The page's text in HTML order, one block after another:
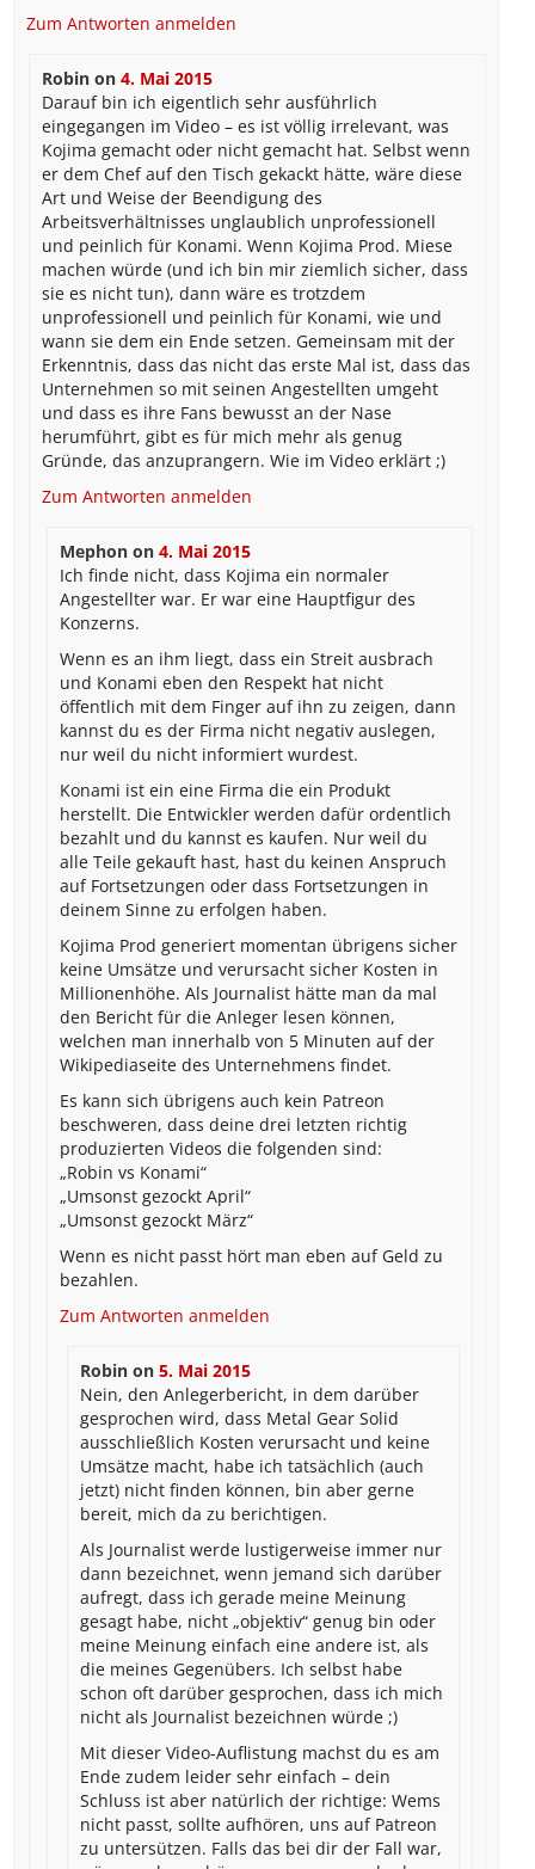
Zum Antworten anmelden
Robin on4. Mai 2015
Darauf bin ich eigentlich sehr ausführlich
eingegangen im Video – es ist völlig irrelevant, was
Kojima gemacht oder nicht gemacht hat. Selbst wenn
er dem Chef auf den Tisch gekackt hätte, wäre diese
Art und Weise der Beendigung des
Arbeitsverhältnisses unglaublich unprofessionell
und peinlich für Konami. Wenn Kojima Prod. Miese
machen würde (und ich bin mir ziemlich sicher, dass
sie es nicht tun), dann wäre es trotzdem
unprofessionell und peinlich für Konami, wie und
wann sie dem ein Ende setzen. Gemeinsam mit der
Erkenntnis, dass das nicht das erste Mal ist, dass das
Unternehmen so mit seinen Angestellten umgeht
und dass es ihre Fans bewusst an der Nase
herumführt, gibt es für mich mehr als genug
Gründe, das anzuprangern. Wie im Video erklärt ;)
Zum Antworten anmelden
Mephon on4. Mai 2015
Ich finde nicht, dass Kojima ein normaler
Angestellter war. Er war eine Hauptfigur des
Konzerns.
Wenn es an ihm liegt, dass ein Streit ausbrach
und Konami eben den Respekt hat nicht
öffentlich mit dem Finger auf ihn zu zeigen, dann
kannst du es der Firma nicht negativ auslegen,
nur weil du nicht informiert wurdest.
Konami ist ein eine Firma die ein Produkt
herstellt. Die Entwickler werden dafür ordentlich
bezahlt und du kannst es kaufen. Nur weil du
alle Teile gekauft hast, hast du keinen Anspruch
auf Fortsetzungen oder dass Fortsetzungen in
deinem Sinne zu erfolgen haben.
Kojima Prod generiert momentan übrigens sicher
keine Umsätze und verursacht sicher Kosten in
Millionenhöhe. Als Journalist hätte man da mal
den Bericht für die Anleger lesen können,
welchen man innerhalb von 5 Minuten auf der
Wikipediaseite des Unternehmens findet.
Es kann sich übrigens auch kein Patreon
beschweren, dass deine drei letzten richtig
produzierten Videos die folgenden sind:
„Robin vs Konami“
„Umsonst gezockt April“
„Umsonst gezockt März“
Wenn es nicht passt hört man eben auf Geld zu
bezahlen.
Zum Antworten anmelden
Robinon 5. Mai 2015
Nein, den Anlegerbericht, in dem darüber
gesprochen wird, dass Metal Gear Solid
ausschließlich Kosten verursacht und keine
Umsätze macht, habe ich tatsächlich (auch
jetzt) nicht finden können, bin aber gerne
bereit, mich da zu berichtigen.
Als Journalist werde lustigerweise immer nur
dann bezeichnet, wenn jemand sich darüber
aufregt, dass ich gerade meine Meinung
gesagt habe, nicht „objektiv“ genug bin oder
meine Meinung einfach eine andere ist, als
die meines Gegenübers. Ich selbst habe
schon oft darüber gesprochen, dass ich mich
nicht als Journalist bezeichnen würde ;)
Mit dieser Video-Auflistung machst du es am
Ende zudem leider sehr einfach – dein
Schluss ist aber natürlich der richtige: Wems
nicht passt, sollte aufhören, uns auf Patreon
zu untersützen. Falls das bei dir der Fall war,